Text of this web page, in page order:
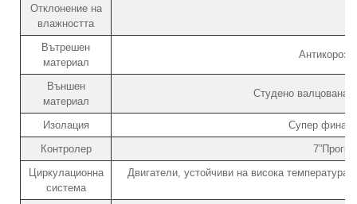
Отклонение на
влажността
Вътрешен
материал
Външен
материал
Студено валцована
Изолация
Супер фина
Контролер
Циркулационна
система
Двигатели, устойчиви на висока